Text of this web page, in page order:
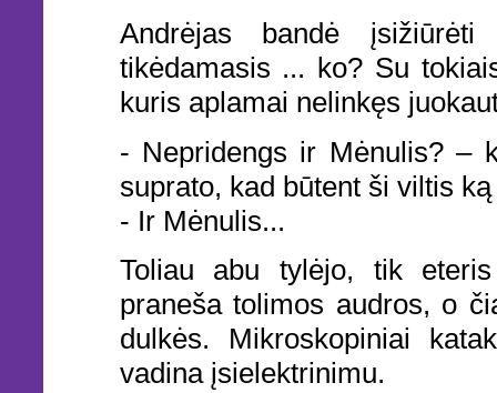
Andrėjas bandė
tikėdamasis ... ko? Su
kuris aplamai nelinkęs
- Nepridengs ir Mėnulis? –
suprato, kad būtent ši viltis
- Ir Mėnulis...
Toliau abu tylėjo, tik
praneša tolimos audros, o
dulkės. Mikroskopiniai
vadina įsielektrinimu.